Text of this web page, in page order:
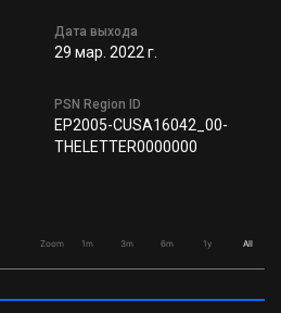
Дата выхода
29 мар. 2022 г.
PSN Region ID
EP2005-CUSA16042_00-
THELETTER0000000
Zoom 1m 3m 6m 1y All